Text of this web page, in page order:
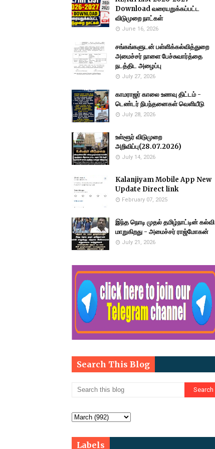
Download வரையறுக்கப்பட்ட
விடுமுறை நாட்கள்
June 16, 2026
சங்கங்களுடன் பள்ளிக்கல்வித்துறை
அமைச்சர் நாளை பேச்சுவார்த்தை
நடத்திட அழைப்பு
July 27, 2026
காமராஜர் காலை உணவு திட்டம் -
டெண்டர் நிபந்தனைகள் வெளியீடு
July 28, 2026
உள்ளூர் விடுமுறை
அறிவிப்பு(28.07.2026)
July 14, 2026
Kalanjiyam Mobile App New
Update Direct link
February 07, 2025
இந்த நொடி முதல் தமிழ்நாட்டின் கல்வி
மாறுகிறது - அமைச்சர் ராஜ்மோகன்
July 21, 2026
Search This Blog
Labels